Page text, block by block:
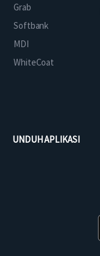
Grab
Softbank
MDI
WhiteCoat
UNDUH APLIKASI